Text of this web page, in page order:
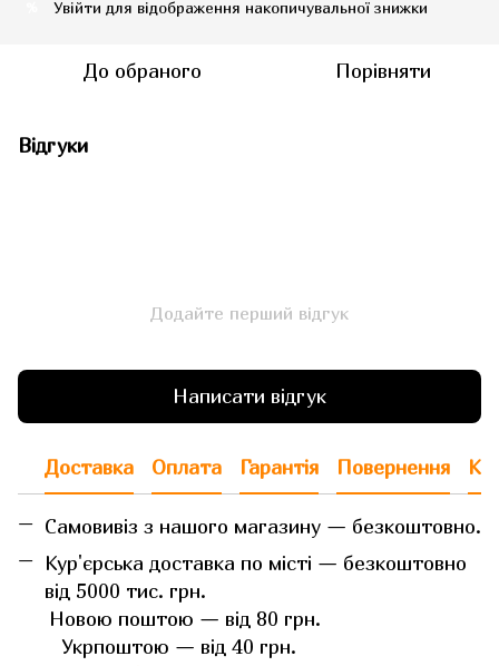
Увійти для відображення накопичувальної знижки
До обраного Порівняти
Відгуки
Додайте перший відгук
Написати відгук
Доставка Оплата Гарантія Повернення
Самовивіз з нашого магазину — безкоштовно.
Кур'єрська доставка по місті — безкоштовно
від 5000 тис. грн.
Новою поштою — від 80 грн.
Укрпоштою — від 40 грн.